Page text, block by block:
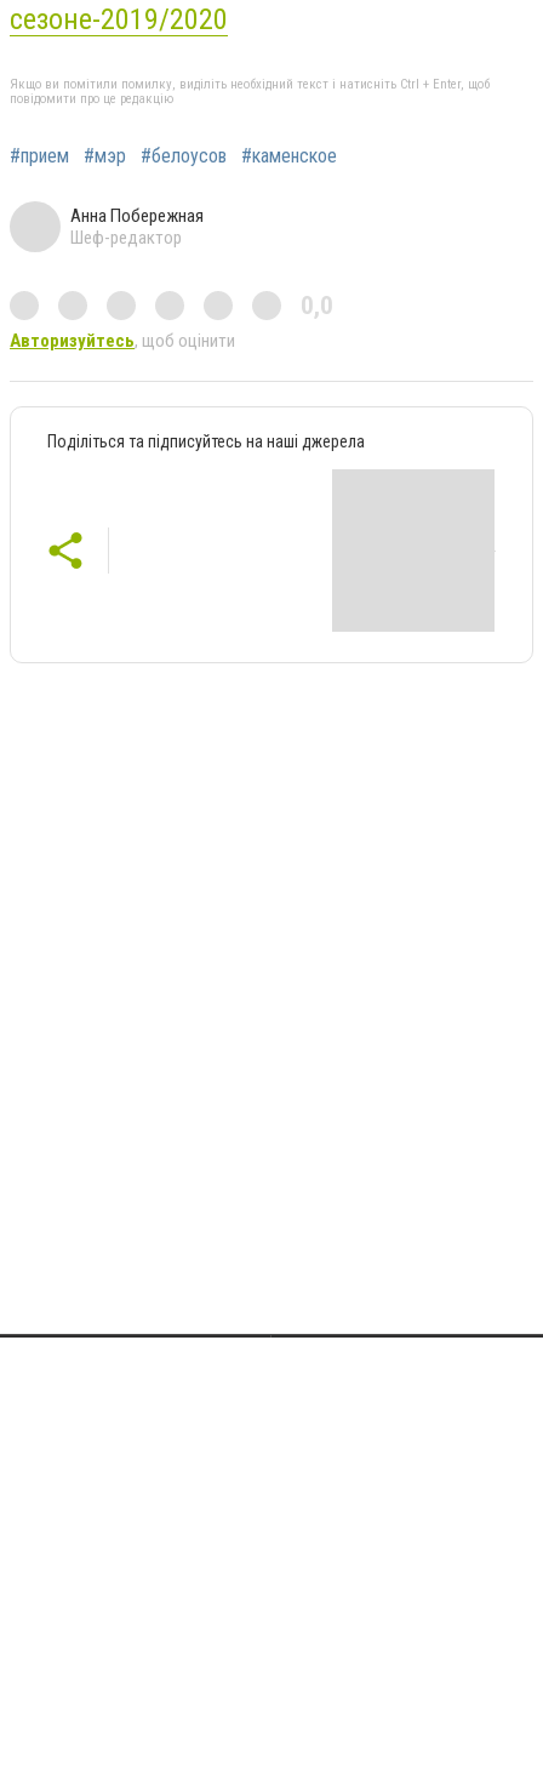
сезоне-2019/2020
Якщо ви помітили помилку, виділіть необхідний текст і натисніть Ctrl + Enter, щоб
повідомити про це редакцію
#прием #мэр #белоусов #каменское
Анна Побережная
Шеф-редактор
0,0
Авторизуйтесь, щоб оцінити
Поділіться та підписуйтесь на наші джерела